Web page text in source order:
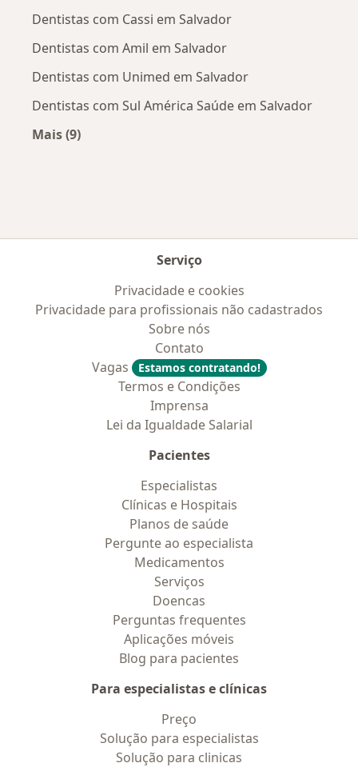
Dentistas com Cassi em Salvador
Dentistas com Amil em Salvador
Dentistas com Unimed em Salvador
Dentistas com Sul América Saúde em Salvador
Mais (9)
Serviço
Privacidade e cookies
Privacidade para profissionais não cadastrados
Sobre nós
Contato
Vagas
Estamos contratando!
Termos e Condições
Imprensa
Lei da Igualdade Salarial
Pacientes
Especialistas
Clínicas e Hospitais
Planos de saúde
Pergunte ao especialista
Medicamentos
Serviços
Doencas
Perguntas frequentes
Aplicações móveis
Blog para pacientes
Para especialistas e clínicas
Preço
Solução para especialistas
Solução para clinicas